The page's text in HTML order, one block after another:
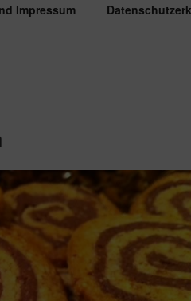
Impressum